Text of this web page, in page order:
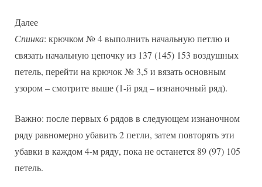
Далее
Спинка: крючком № 4 выполнить начальную петлю и
связать начальную цепочку из 137 (145) 153 воздушных
петель, перейти на крючок № 3,5 и вязать основным
узором – смотрите выше (1-й ряд – изнаночный ряд).
Важно: после первых 6 рядов в следующем изнаночном
ряду равномерно убавить 2 петли, затем повторять эти
убавки в каждом 4-м ряду, пока не останется 89 (97) 105
петель.